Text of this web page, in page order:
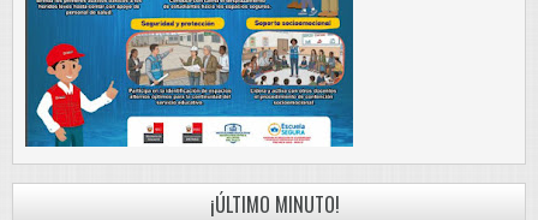
¡ÚLTIMO MINUTO!